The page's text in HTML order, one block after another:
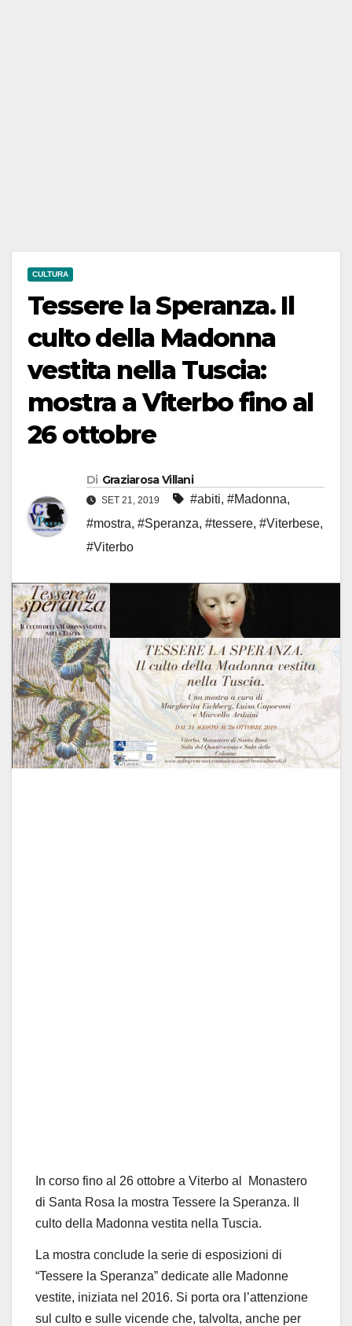
CULTURA
Tessere la Speranza. Il
culto della Madonna
vestita nella Tuscia:
mostra a Viterbo fino al
26 ottobre
Di Graziarosa Villani
SET 21, 2019 #abiti, #Madonna,
#mostra, #Speranza, #tessere, #Viterbese,
#Viterbo
In corso fino al 26 ottobre a Viterbo al Monastero
di Santa Rosa la mostra Tessere la Speranza. Il
culto della Madonna vestita nella Tuscia.
La mostra conclude la serie di esposizioni di
“Tessere la Speranza” dedicate alle Madonne
vestite, iniziata nel 2016. Si porta ora l’attenzione
sul culto e sulle vicende che, talvolta, anche per